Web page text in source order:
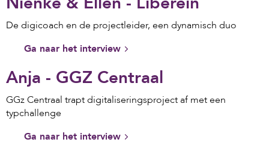
De digicoach en de projectleider, een dynamisch duo
Ga naar het interview
Anja - GGZ Centraal
GGz Centraal trapt digitaliseringsproject af met een
typchallenge
Ga naar het interview